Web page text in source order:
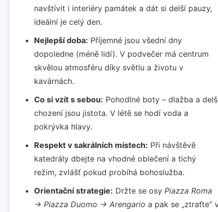
navštívit i interiéry památek a dát si delší pauzy,
ideální je celý den.
Nejlepší doba: Příjemné jsou všední dny
dopoledne (méně lidí). V podvečer má centrum
skvělou atmosféru díky světlu a životu v
kavárnách.
Co si vzít s sebou: Pohodlné boty – dlažba a
chození jsou jistota. V létě se hodí voda a
pokrývka hlavy.
Respekt v sakrálních místech: Při návštěvě
katedrály dbejte na vhodné oblečení a tichý
režim, zvlášť pokud probíhá bohoslužba.
Orientační strategie: Držte se osy Piazza Roma
→ Piazza Duomo → Arengario a pak se „ztraťte“